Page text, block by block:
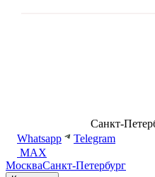
Санкт-
Whatsapp
Telegram
MAX
МоскваСанкт-Петербург